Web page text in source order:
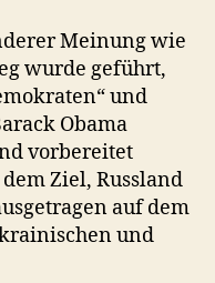
Meinung wie
wurde geführt,
und
Obama
vorbereitet
Ziel, Russland
auf dem
und